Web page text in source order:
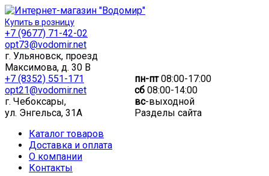
Купить в розницу
+7 (9677) 71-42-02
opt73@vodomir.net
г. Ульяновск, проезд
Максимова, д. 30 В
+7 (8352) 551-171
opt21@vodomir.net
г. Чебоксары,
ул. Энгельса, 31А
пн-пт08:00-17:00
сб 08:00-14:00
вс-выходной
Разделы сайта
Каталог товаров
Доставка и оплата
О компании
Контакты